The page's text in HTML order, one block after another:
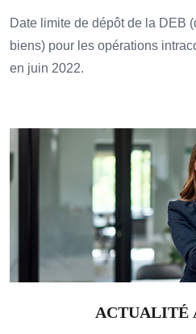
Date limite de dépôt de la DEB
biens) pour les opérations
en juin 2022.
ACTUALITÉ